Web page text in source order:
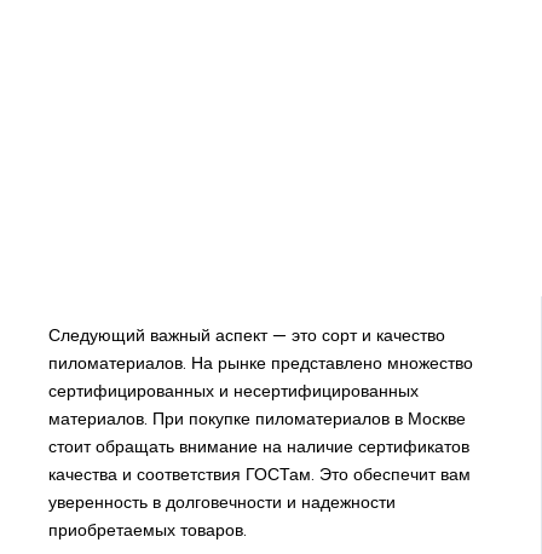
Следующий важный аспект — это сорт и качество
пиломатериалов. На рынке представлено множество
сертифицированных и несертифицированных
материалов. При покупке пиломатериалов в Москве
стоит обращать внимание на наличие сертификатов
качества и соответствия ГОСТам. Это обеспечит вам
уверенность в долговечности и надежности
приобретаемых товаров.